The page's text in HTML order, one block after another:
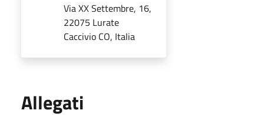
Via XX Settembre, 16,
22075 Lurate
Caccivio CO, Italia
Allegati